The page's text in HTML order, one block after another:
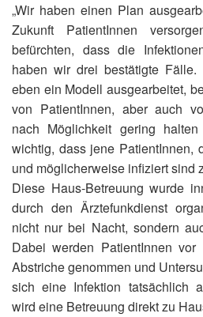
„Wir haben einen Plan
Zukunft PatientInnen
befürchten, dass die
haben wir drei bestätigte
eben ein Modell ausgearbeitet,
von PatientInnen, aber auch
nach Möglichkeit gering
wichtig, dass jene PatientInnen,
und möglicherweise infiziert sind
Diese Haus-Betreuung wurde
durch den Ärztefunkdienst
nicht nur bei Nacht, sondern
Dabei werden PatientInnen
Abstriche genommen und
sich eine Infektion tatsächlich
wird eine Betreuung direkt zu